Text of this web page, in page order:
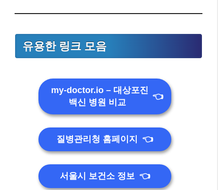
유용한 링크 모음
my-doctor.io – 대상포진
백신 병원 비교
👈
질병관리청 홈페이지👈
서울시 보건소 정보👈